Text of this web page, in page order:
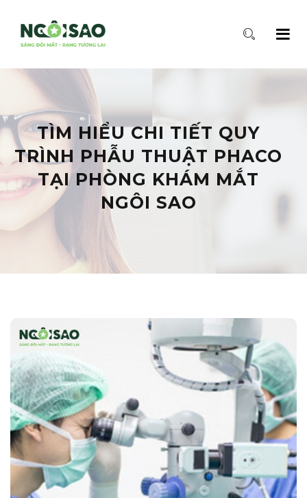
TÌM HIỂU CHI TIẾT QUY
TRÌNH PHẪU THUẬT PHACO
TẠI PHÒNG KHÁM MẮT
NGÔI SAO